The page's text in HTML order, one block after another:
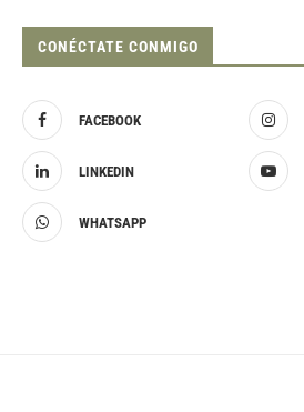
CONÉCTATE CONMIGO
FACEBOOK
LINKEDIN
WHATSAPP